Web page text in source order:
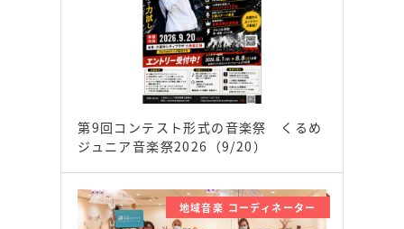
第9回コンテスト形式の音楽祭 くるめ
ジュニア音楽祭2026（9/20）
地域音楽 コーディネーター